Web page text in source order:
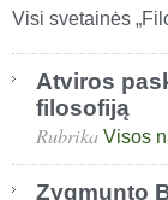
Visi svetainės
Atviros
filosofiją
Rubrika Visos
Zygmunto